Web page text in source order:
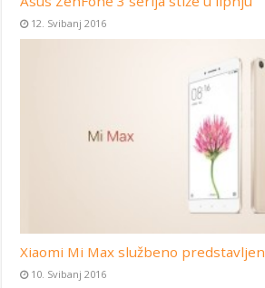
12. Svibanj 2016
Xiaomi Mi Max službeno predstavljen
10. Svibanj 2016